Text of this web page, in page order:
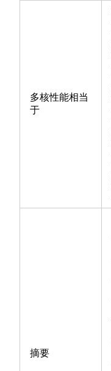
多核性能相当
于
摘要